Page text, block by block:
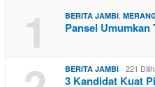
1 BERITA JAMBI,
Pansel
BERITA JAMBI 221
3 Kandidat Kuat